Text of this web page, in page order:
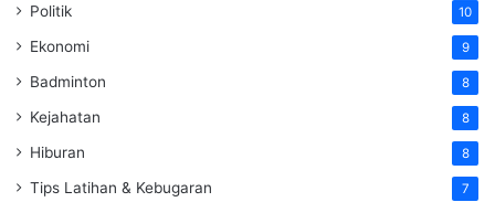
Politik 10
Ekonomi 9
Badminton 8
Kejahatan 8
Hiburan 8
Tips Latihan & Kebugaran 7